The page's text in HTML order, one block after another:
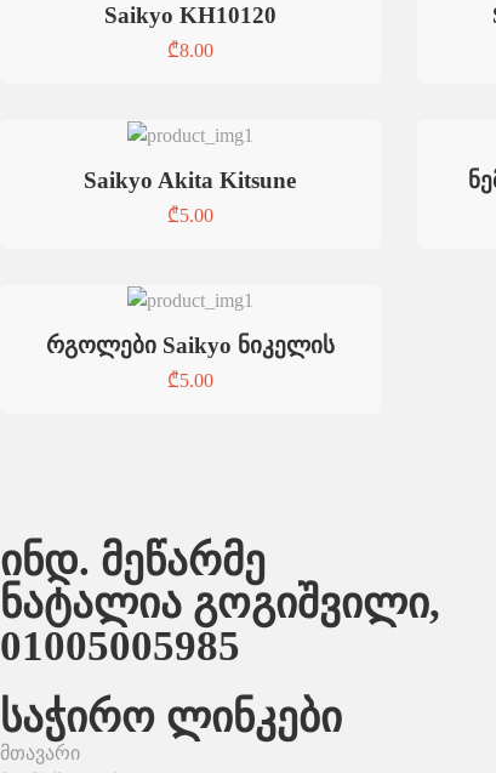
Saikyo KH10120
₾8.00
Saikyo Akita Kitsune
₾5.00
რგოლები Saikyo ნიკელის
₾5.00
ინდ. მეწარმე
ნატალია გოგიშვილი,
01005005985
საჭირო ლინკები
მთავარი